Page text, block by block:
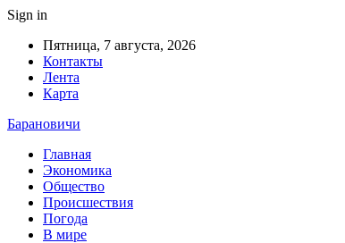
Sign in
Пятница, 7 августа, 2026
Контакты
Лента
Карта
Барановичи
Главная
Экономика
Общество
Происшествия
Погода
В мире